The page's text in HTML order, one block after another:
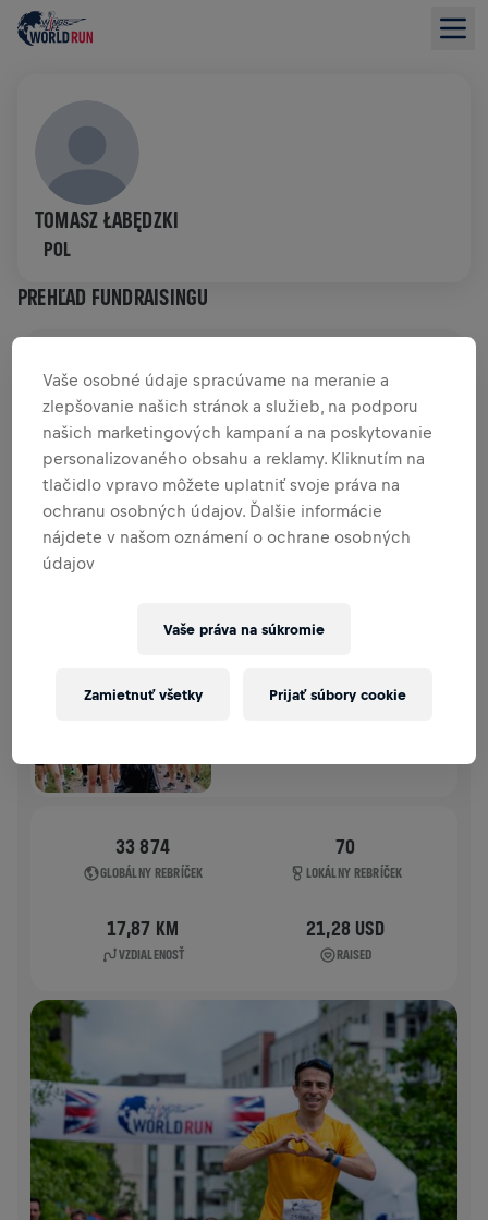
TOMASZ ŁABĘDZKI
POL
PREHĽAD FUNDRAISINGU
PRÍSPEVKY PRISPIEŤ
Prispej k zmene! 100 % z tvojho príspevku putuje
priamo na výskum poranení miechy.
HISTÓRIA
04. 5. 2025
33 874
GLOBÁLNY REBRÍČEK
70
LOKÁLNY REBRÍČEK
17,87 KM
VZDIALENOSŤ
21,28 USD
RAISED
Vaše osobné údaje spracúvame na meranie a
zlepšovanie našich stránok a služieb, na podporu
našich marketingových kampaní a na poskytovanie
personalizovaného obsahu a reklamy. Kliknutím na
tlačidlo vpravo môžete uplatniť svoje práva na
ochranu osobných údajov. Ďalšie informácie
nájdete v našom oznámení o ochrane osobných
údajov
Vaše práva na súkromie
Zamietnuť všetky Prijať súbory cookie